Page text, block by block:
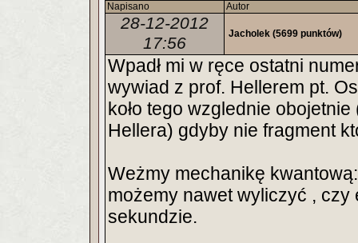
Napisano Autor
28-12-2012
17:56
Jacholek (5699 punktów)
Wpadł mi w ręce ostatni
wywiad z prof. Hellerem pt.
koło tego wzglednie
Hellera) gdyby nie fragment
Weżmy mechanikę
możemy nawet wyliczyć ,
sekundzie.